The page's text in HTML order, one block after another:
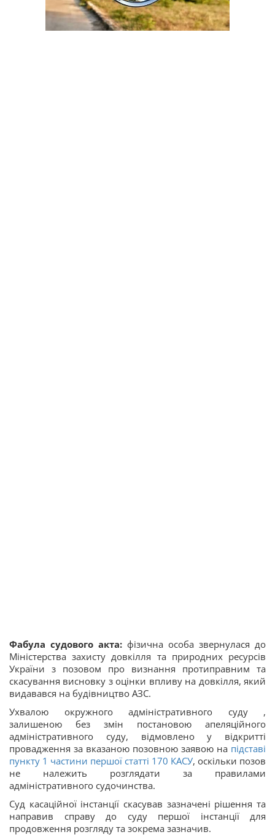
Фабула судового акта: фізична особа звернулася до
Міністерства захисту довкілля та природних ресурсів
України з позовом про визнання протиправним та
скасування висновку з оцінки впливу на довкілля, який
видавався на будівництво АЗС.
Ухвалою окружного адміністративного суду ,
залишеною без змін постановою апеляційного
адміністративного суду, відмовлено у відкритті
провадження за вказаною позовною заявою на підставі
пункту 1 частини першої статті 170 КАСУ, оскільки позов
не належить розглядати за правилами
адміністративного судочинства.
Суд касаційної інстанції скасував зазначені рішення та
направив справу до суду першої інстанції для
продовження розгляду та зокрема зазначив.